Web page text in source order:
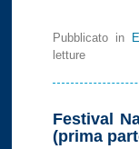
Pubblicato in
letture
Festival
(prima